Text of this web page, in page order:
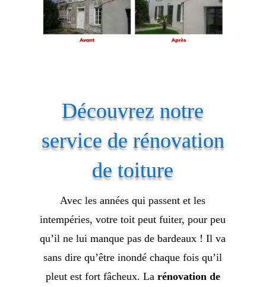
Découvrez notre
service de rénovation
de toiture
Avec les années qui passent et les
intempéries, votre toit peut fuiter, pour peu
qu’il ne lui manque pas de bardeaux ! Il va
sans dire qu’être inondé chaque fois qu’il
pleut est fort fâcheux. La rénovation de